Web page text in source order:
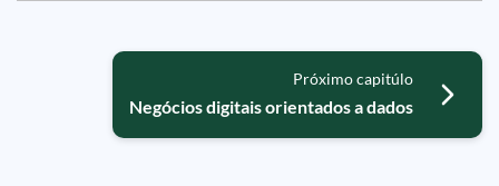
Próximo capitúlo
Negócios digitais orientados a dados